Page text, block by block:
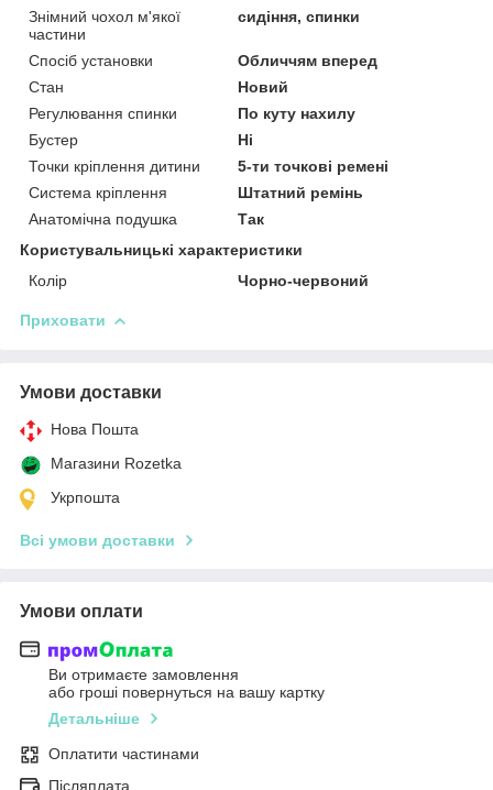
Знімний чохол м'якої
частини
сидіння, спинки
Спосіб установки
Обличчям вперед
Стан
Новий
Регулювання спинки
По куту нахилу
Бустер
Ні
Точки кріплення дитини
5-ти точкові ремені
Система кріплення
Штатний ремінь
Анатомічна подушка
Так
Користувальницькі характеристики
Колір
Чорно-червоний
Приховати
Умови доставки
Нова Пошта
Магазини Rozetka
Укрпошта
Всі умови доставки
Умови оплати
Ви отримаєте замовлення
або гроші повернуться на вашу картку
Детальніше
Оплатити частинами
Післяплата